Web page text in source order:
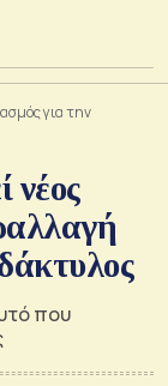
για την
νέος
που